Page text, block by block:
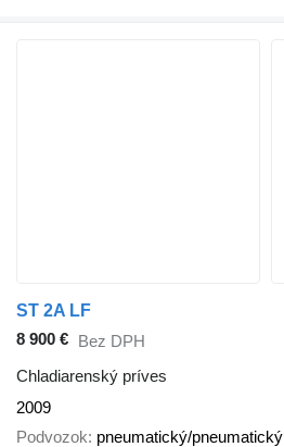
ST 2A LF
8 900 € Bez DPH
Chladiarenský príves
2009
Podvozok pneumatický/pneumatický